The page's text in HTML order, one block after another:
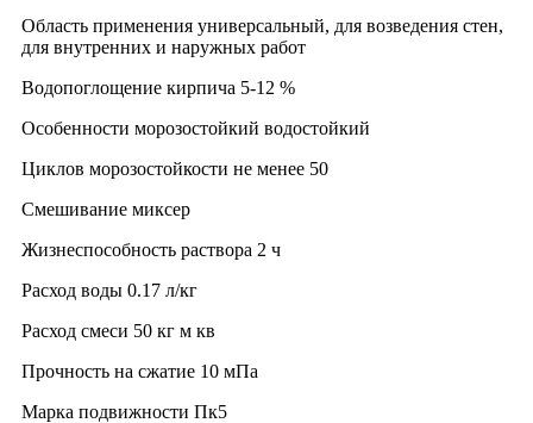
Область применения универсальный, для возведения стен,
для внутренних и наружных работ
Водопоглощение кирпича 5-12 %
Особенности морозостойкий водостойкий
Циклов морозостойкости не менее 50
Смешивание миксер
Жизнеспособность раствора 2 ч
Расход воды 0.17 л/кг
Расход смеси 50 кг м кв
Прочность на сжатие 10 мПа
Марка подвижности Пк5